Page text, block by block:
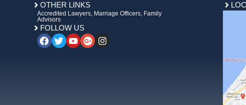
OTHER LINKS
Accredited Lawyers, Marriage Officers, Family
Advisors
FOLLOW US